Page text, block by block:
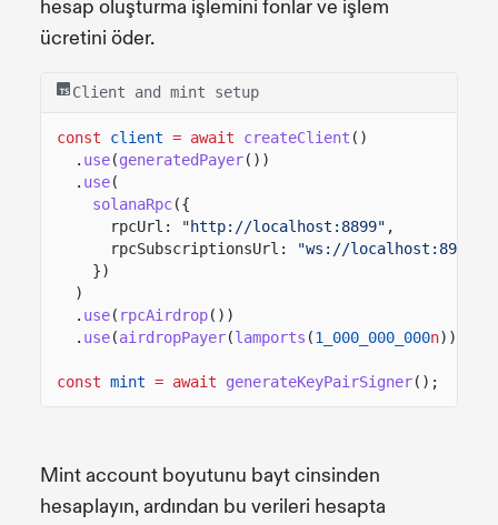
hesap oluşturma işlemini fonlar ve işlem
ücretini öder.
Client and mint setup
const client = await createClient ()
. use(generatedPayer())
. use(
solanaRpc({
rpcUrl:
"http://localhost:8899" ,
rpcSubscriptionsUrl:
"ws://localhost:8900"
})
)
. use( rpcAirdrop())
. use(airdropPayer(lamports (1_000_000_000n)));
const mint = await generateKeyPairSigner();
Mint account boyutunu bayt cinsinden
hesaplayın, ardından bu verileri hesapta